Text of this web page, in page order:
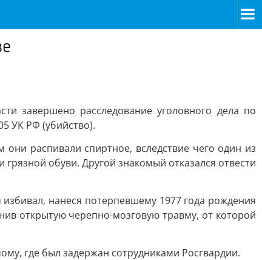
завершено расследование уголовного дела по
УК РФ (убийство).
распивали спиртное, вследствие чего один из
обуви. Другой знакомый отказался отвести
нанеся потерпевшему 1977 года рождения
открытую черепно-мозговую травму, от которой
где был задержан сотрудниками Росгвардии.